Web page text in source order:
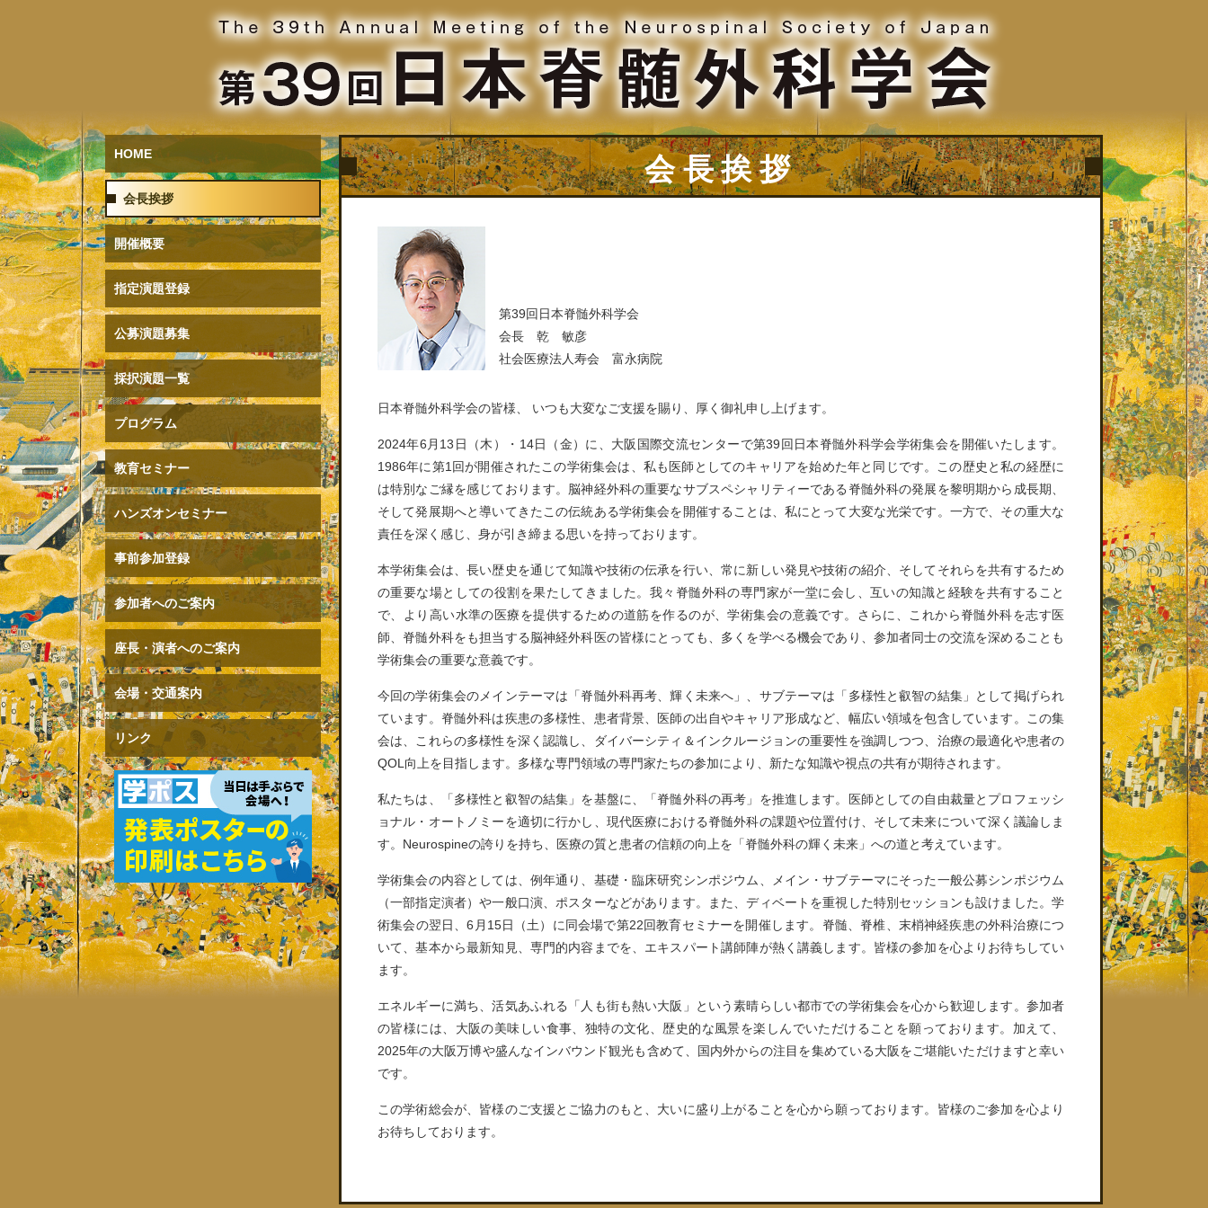
HOME
会長挨拶
開催概要
指定演題登録
公募演題募集
採択演題一覧
プログラム
教育セミナー
ハンズオンセミナー
事前参加登録
参加者へのご案内
座長・演者へのご案内
会場・交通案内
リンク
会長挨拶
第39回日本脊髄外科学会
会長 乾 敏彦
社会医療法人寿会 富永病院
日本脊髄外科学会の皆様、 いつも大変なご支援を賜り、厚く御礼申し上げます。
2024年6月13日（木）・14日（金）に、大阪国際交流センターで第39回日本脊髄外科学会学術集会を開催いたします。
1986年に第1回が開催されたこの学術集会は、私も医師としてのキャリアを始めた年と同じです。この歴史と私の経歴に
は特別なご縁を感じております。脳神経外科の重要なサブスペシャリティーである脊髄外科の発展を黎明期から成長期、
そして発展期へと導いてきたこの伝統ある学術集会を開催することは、私にとって大変な光栄です。一方で、その重大な
責任を深く感じ、身が引き締まる思いを持っております。
本学術集会は、長い歴史を通じて知識や技術の伝承を行い、常に新しい発見や技術の紹介、そしてそれらを共有するため
の重要な場としての役割を果たしてきました。我々脊髄外科の専門家が一堂に会し、互いの知識と経験を共有すること
で、より高い水準の医療を提供するための道筋を作るのが、学術集会の意義です。さらに、これから脊髄外科を志す医
師、脊髄外科をも担当する脳神経外科医の皆様にとっても、多くを学べる機会であり、参加者同士の交流を深めることも
学術集会の重要な意義です。
今回の学術集会のメインテーマは「脊髄外科再考、輝く未来へ」、サブテーマは「多様性と叡智の結集」として掲げられ
ています。脊髄外科は疾患の多様性、患者背景、医師の出自やキャリア形成など、幅広い領域を包含しています。この集
会は、これらの多様性を深く認識し、ダイバーシティ＆インクルージョンの重要性を強調しつつ、治療の最適化や患者の
QOL向上を目指します。多様な専門領域の専門家たちの参加により、新たな知識や視点の共有が期待されます。
私たちは、「多様性と叡智の結集」を基盤に、「脊髄外科の再考」を推進します。医師としての自由裁量とプロフェッシ
ョナル・オートノミーを適切に行かし、現代医療における脊髄外科の課題や位置付け、そして未来について深く議論しま
す。Neurospineの誇りを持ち、医療の質と患者の信頼の向上を「脊髄外科の輝く未来」への道と考えています。
学術集会の内容としては、例年通り、基礎・臨床研究シンポジウム、メイン・サブテーマにそった一般公募シンポジウム
（一部指定演者）や一般口演、ポスターなどがあります。また、ディベートを重視した特別セッションも設けました。学
術集会の翌日、6月15日（土）に同会場で第22回教育セミナーを開催します。脊髄、脊椎、末梢神経疾患の外科治療につ
いて、基本から最新知見、専門的内容までを、エキスパート講師陣が熱く講義します。皆様の参加を心よりお待ちしてい
ます。
エネルギーに満ち、活気あふれる「人も街も熱い大阪」という素晴らしい都市での学術集会を心から歓迎します。参加者
の皆様には、大阪の美味しい食事、独特の文化、歴史的な風景を楽しんでいただけることを願っております。加えて、
2025年の大阪万博や盛んなインバウンド観光も含めて、国内外からの注目を集めている大阪をご堪能いただけますと幸い
です。
この学術総会が、皆様のご支援とご協力のもと、大いに盛り上がることを心から願っております。皆様のご参加を心より
お待ちしております。